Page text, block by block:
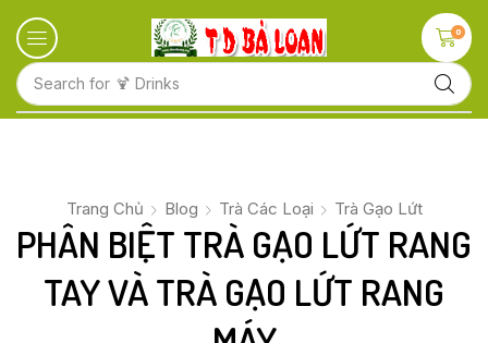
Search for 🍋 Fruits
0
Trang Chủ Blog Trà Các Loại Trà Gạo Lứt
PHÂN BIỆT TRÀ GẠO LỨT RANG
TAY VÀ TRÀ GẠO LỨT RANG